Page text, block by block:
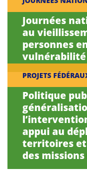
Journées
au
personnes
vulnérabilité
PROJETS
Politique
appui au
territoires
des